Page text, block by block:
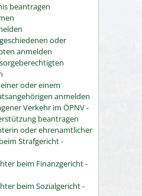
beantragen
oder
anmelden
oder einem
anmelden
Verkehr im ÖPNV -
beantragen
oder ehrenamtlicher
Strafgericht -
beim Finanzgericht -
beim Sozialgericht -